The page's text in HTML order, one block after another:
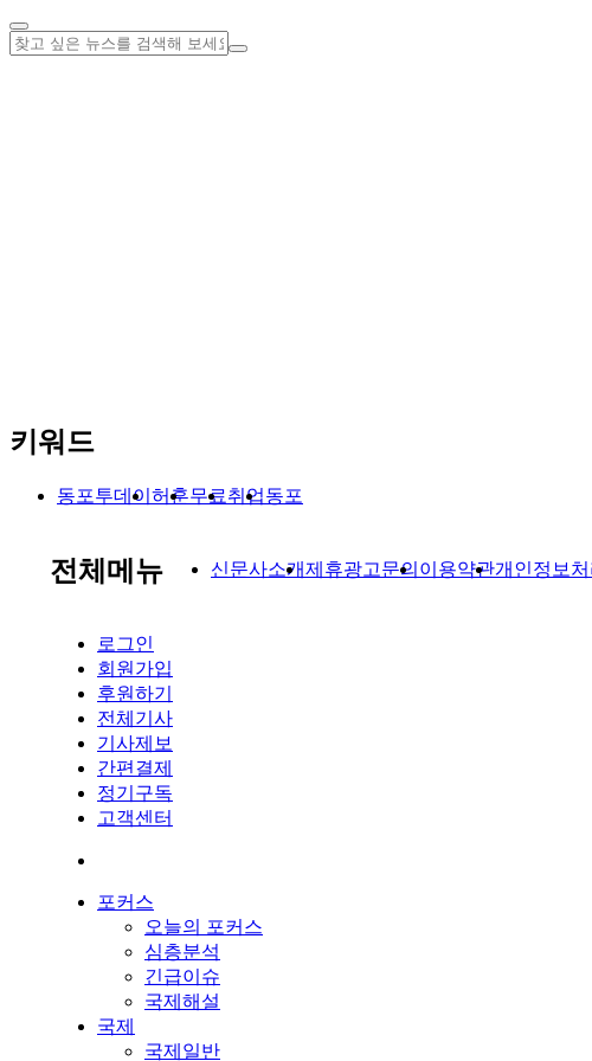
키워드
동포투데이 허훈무료취업동포
전체메뉴 신문사소개제휴광고문의 이용약관개인정보
로그인
회원가입
후원하기
전체기사
기사제보
간편결제
정기구독
고객센터
포커스
오늘의 포커스
심층분석
긴급이슈
국제해설
국제
국제일반